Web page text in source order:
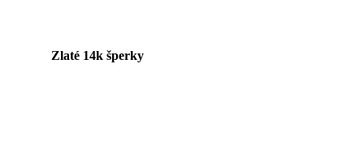
Zlaté 14k šperky